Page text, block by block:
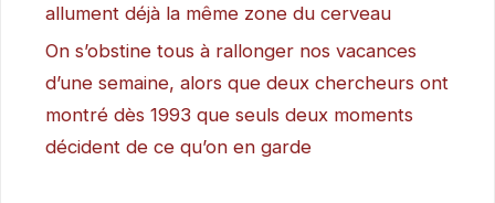
allument déjà la même zone du cerveau
On s’obstine tous à rallonger nos vacances
d’une semaine, alors que deux chercheurs ont
montré dès 1993 que seuls deux moments
décident de ce qu’on en garde